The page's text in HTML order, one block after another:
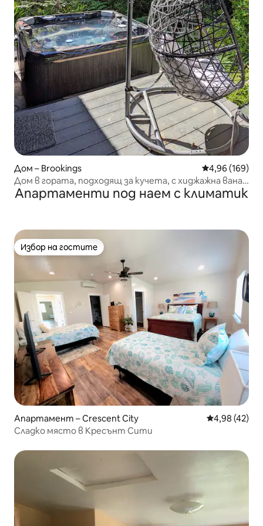
Дом – Brookings Средна
4,96 (169)
Дом в гората, подходящ за кучета, с хиджажна вана,
сауна и юрта
Апартаменти под наем с климатик
Избор на гостите
Избор на гостите
Апартамент – Crescent City Средна
4,98 (42)
Сладко място в Кресънт Сити